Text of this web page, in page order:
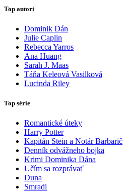
Top autori
Dominik Dán
Julie Caplin
Rebecca Yarros
Ana Huang
Sarah J. Maas
Táňa Keleová Vasilková
Lucinda Riley
Top série
Romantické úteky
Harry Potter
Kapitán Stein a Notár Barbarič
Denník odvážneho bojka
Krimi Dominika Dána
Učím sa rozprávať
Duna
Smradi